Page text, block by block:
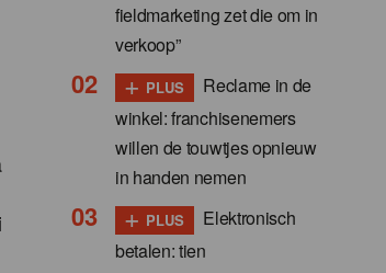
fieldmarketing zet die om in
verkoop”
+ PLUS
Reclame in de
winkel: franchisenemers
willen de touwtjes opnieuw
in handen nemen
+ PLUS
Elektronisch
betalen: tien